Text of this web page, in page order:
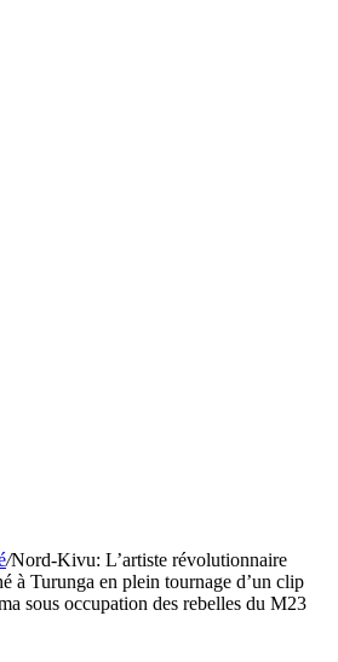
/Nord-Kivu: L’artiste révolutionnaire
à Turunga en plein tournage d’un clip
sous occupation des rebelles du M23